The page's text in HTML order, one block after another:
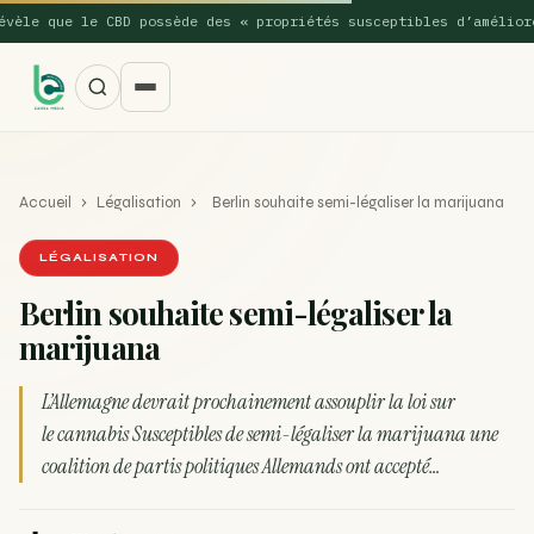
que le CBD possède des « propriétés susceptibles d’améliorer
SUGGESTIONS POPULAIRES
Une nouvelle étude montre que la vaporisation du
cannabis réduit de 99…
La recette du Space Cake
Accueil › Légalisation › Berlin souhaite semi-légaliser la marijuana
LÉGALISATION
Berlin souhaite semi-légaliser la
marijuana
L’Allemagne devrait prochainement assouplir la loi sur
le cannabis Susceptibles de semi-légaliser la marijuana une
coalition de partis politiques Allemands ont accepté…